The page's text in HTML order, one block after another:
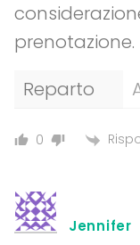
prenotazione.
Reparto
0
Jennifer